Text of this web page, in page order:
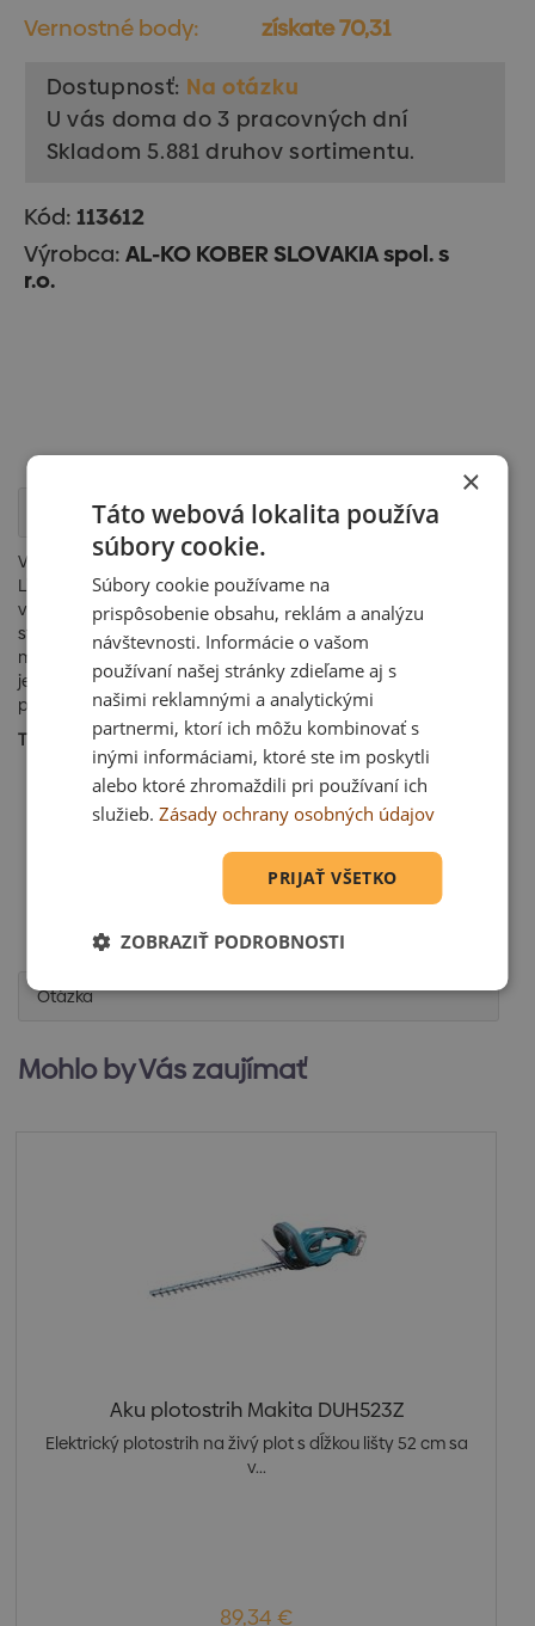
Vernostné body:
získate 70,31
Dostupnosť: Na otázku
U vás doma do 3 pracovných dní
Skladom 5.881 druhov sortimentu.
Kód: 113612
Výrobca:AL-KO KOBER SLOVAKIA spol. s
r.o.
Výškový prerezávač pre základnú jednotku Multitool MT 40
Li. Tento výškový prerezávač na princípe reťazovej píly je
vďaka prídavnému predĺženiu ideálny na pohodlnú súdržbu
stromov a to až do pracovnej výšky až 4 m.Prirodzene
možno tento prerezávač pripojiť aj priamo k základovej
jednotke. Ovládavcie prvky integrované v rukoväti spolu s
popruhom umožňujú pohodlnú prácu bez námahy.
TECHNICKÉ PARAMETRE:
Zo série EnergyFlex.
Produktový rad Comfort
Maximálna rýchlosť reťaze 4.2
Akumulátorová rada AL-KO ENERGY FLEX 40V max.
Dĺžka noža v cm 20 CM
Typ pohonu AKU
Otázka
Mohlo by Vás zaujímať
Aku plotostrih Makita DUH523Z
Elektrický plotostrih na živý plot s dĺžkou lišty 52 cm sa
v...
89,34 €
×
Táto webová lokalita používa
súbory cookie.
Súbory cookie používame na
prispôsobenie obsahu, reklám a analýzu
návštevnosti. Informácie o vašom
používaní našej stránky zdieľame aj s
našimi reklamnými a analytickými
partnermi, ktorí ich môžu kombinovať s
inými informáciami, ktoré ste im poskytli
alebo ktoré zhromaždili pri používaní ich
služieb.Zásady ochrany osobných údajov
PRIJAŤ VŠETKO
ZOBRAZIŤ PODROBNOSTI